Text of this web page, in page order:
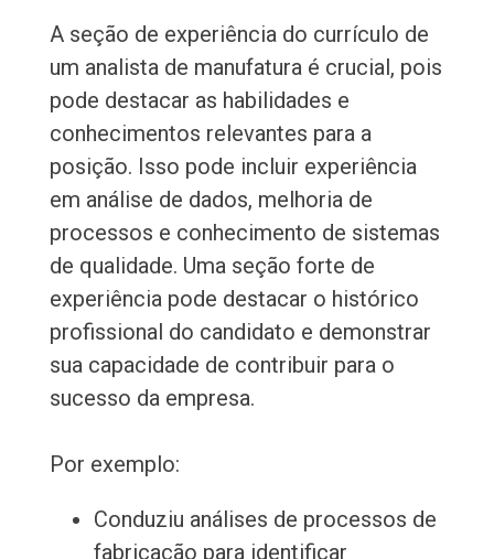
A seção de experiência do currículo de
um analista de manufatura é crucial, pois
pode destacar as habilidades e
conhecimentos relevantes para a
posição. Isso pode incluir experiência
em análise de dados, melhoria de
processos e conhecimento de sistemas
de qualidade. Uma seção forte de
experiência pode destacar o histórico
profissional do candidato e demonstrar
sua capacidade de contribuir para o
sucesso da empresa.
Por exemplo:
Conduziu análises de processos de
fabricação para identificar